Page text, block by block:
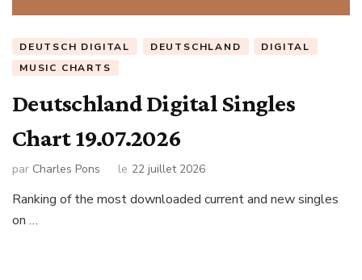
DEUTSCH DIGITAL DEUTSCHLAND
DIGITAL
MUSIC CHARTS
Deutschland Digital Singles
Chart 19.07.2026
par Charles Pons le 22 juillet 2026
Ranking of the most downloaded current and new singles
on …